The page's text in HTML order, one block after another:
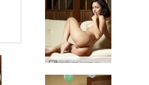
एंगेली का पहला सत्र #39